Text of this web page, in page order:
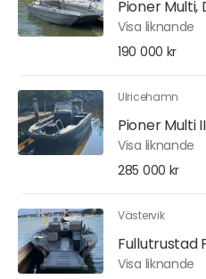
Pioner Multi,
Visa liknande
190 000 kr
Ulricehamn
Pioner Multi
Visa liknande
285 000 kr
Västervik
Fullutrustad
Visa liknande